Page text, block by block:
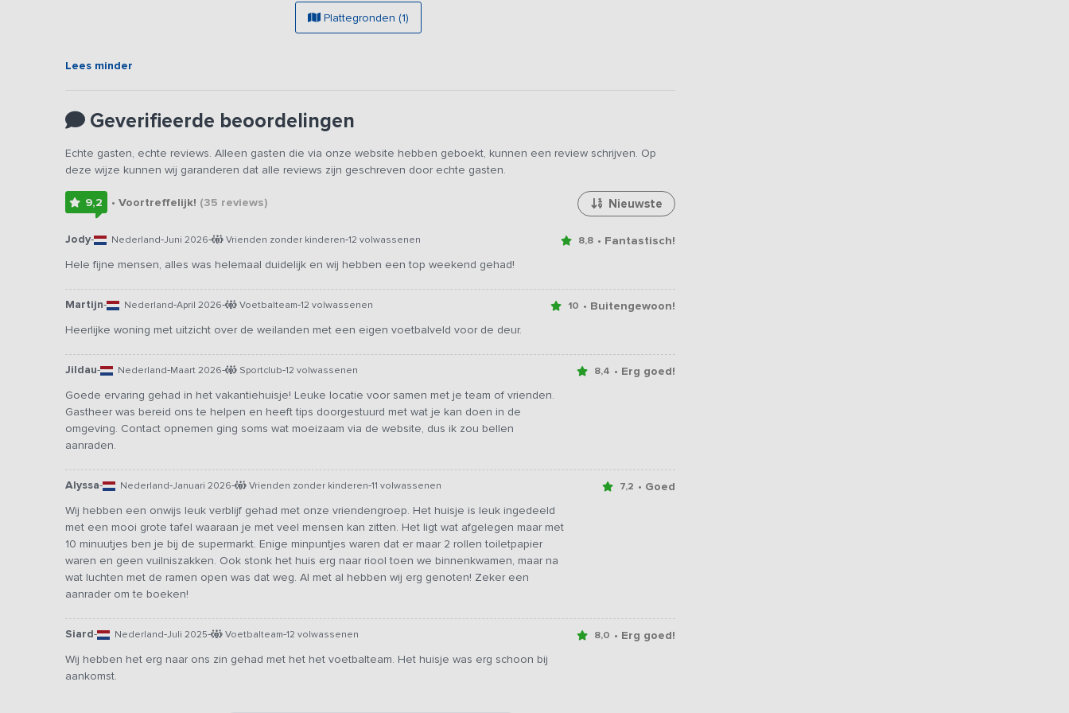
Plattegronden (1)
Lees minder
Geverifieerde beoordelingen
Echte gasten, echte reviews. Alleen gasten die via onze website hebben geboekt, kunnen een review schrijven. Op
deze wijze kunnen wij garanderen dat alle reviews zijn geschreven door echte gasten.
9,2 • Voortreffelijk! (35 reviews) Nieuwste
Jody- Nederland-Juni 2026- Vrienden zonder kinderen-12 volwassenen 8,8 • Fantastisch!
Hele fijne mensen, alles was helemaal duidelijk en wij hebben een top weekend gehad!
Martijn- Nederland-April 2026- Voetbalteam-12 volwassenen 10 • Buitengewoon!
Heerlijke woning met uitzicht over de weilanden met een eigen voetbalveld voor de deur.
Jildau- Nederland-Maart 2026- Sportclub-12 volwassenen 8,4 • Erg goed!
Goede ervaring gehad in het vakantiehuisje! Leuke locatie voor samen met je team of vrienden.
Gastheer was bereid ons te helpen en heeft tips doorgestuurd met wat je kan doen in de
omgeving. Contact opnemen ging soms wat moeizaam via de website, dus ik zou bellen
aanraden.
Alyssa- Nederland-Januari 2026- Vrienden zonder kinderen-11 volwassenen 7,2 • Goed
Wij hebben een onwijs leuk verblijf gehad met onze vriendengroep. Het huisje is leuk ingedeeld
met een mooi grote tafel waaraan je met veel mensen kan zitten. Het ligt wat afgelegen maar met
10 minuutjes ben je bij de supermarkt. Enige minpuntjes waren dat er maar 2 rollen toiletpapier
waren en geen vuilniszakken. Ook stonk het huis erg naar riool toen we binnenkwamen, maar na
wat luchten met de ramen open was dat weg. Al met al hebben wij erg genoten! Zeker een
aanrader om te boeken!
Siard- Nederland-Juli 2025- Voetbalteam-12 volwassenen 8,0 • Erg goed!
Wij hebben het erg naar ons zin gehad met het het voetbalteam. Het huisje was erg schoon bij
aankomst.